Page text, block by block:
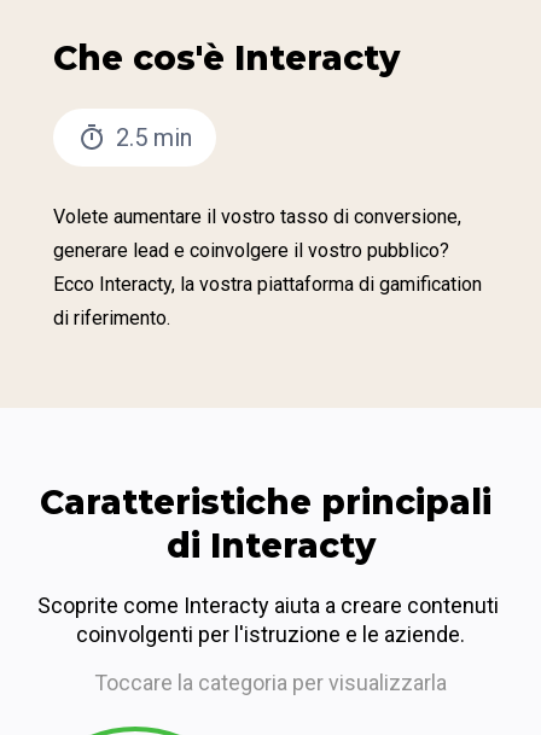
Che cos'è Interacty
2.5 min
Volete aumentare il vostro tasso di conversione,
generare lead e coinvolgere il vostro pubblico?
Ecco Interacty, la vostra piattaforma di gamification
di riferimento.
Caratteristiche principali
di Interacty
Scoprite come Interacty aiuta a creare contenuti
coinvolgenti per l'istruzione e le aziende.
Toccare la categoria per visualizzarla